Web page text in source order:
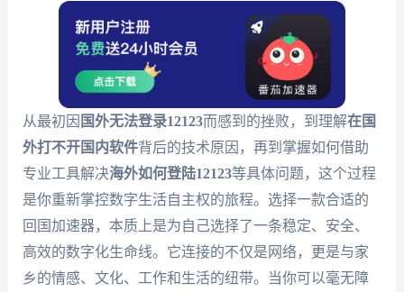
从最初因 国外无法登录12123而感到的挫败，到理解在国
外打不开国内软件背后的技术原因，再到掌握如何借助
专业工具解决海外如何登陆12123等具体问题，这个过程
是你重新掌控数字生活自主权的旅程。选择一款合适的
回国加速器，本质上是为自己选择了一条稳定、安全、
高效的数字化生命线。它连接的不仅是网络，更是与家
乡的情感、文化、工作和生活的纽带。当你可以毫无障